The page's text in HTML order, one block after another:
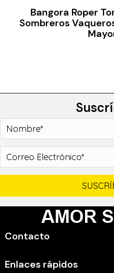
Bangora Roper
Sombreros
Contacto
Enlaces rápidos